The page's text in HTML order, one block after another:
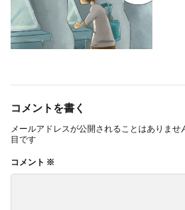
コメントを書く
メールアドレスが公開されることはありませ
目です
コメント ※